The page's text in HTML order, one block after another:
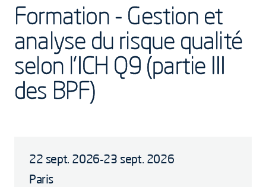
Formation - Gestion et
analyse du risque qualité
selon l’ICH Q9 (partie III
des BPF)
22 sept. 2026-23 sept. 2026
Paris